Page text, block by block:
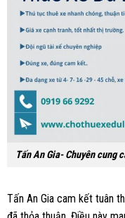
Tấn An Gia- Chuyên cung
Tấn An Gia cam kết tuân